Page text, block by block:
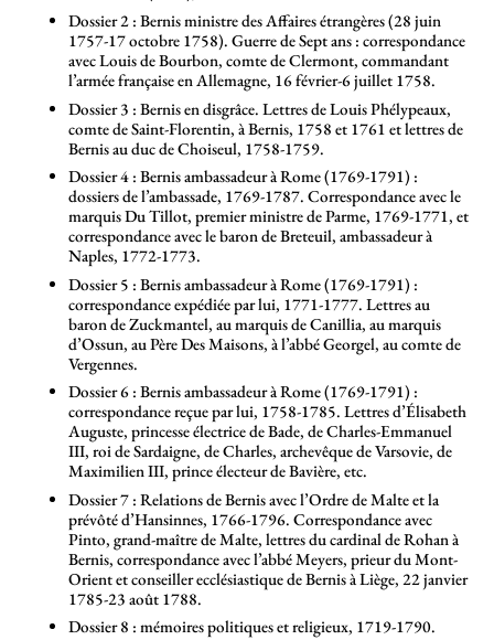
Dossier 2 : Bernis ministre des Affaires étrangères (28 juin
1757-17 octobre 1758). Guerre de Sept ans : correspondance
avec Louis de Bourbon, comte de Clermont, commandant
l’armée française en Allemagne, 16 février-6 juillet 1758.
Dossier 3 : Bernis en disgrâce. Lettres de Louis Phélypeaux,
comte de Saint-Florentin, à Bernis, 1758 et 1761 et lettres de
Bernis au duc de Choiseul, 1758-1759.
Dossier 4 : Bernis ambassadeur à Rome (1769-1791) :
dossiers de l’ambassade, 1769-1787. Correspondance avec le
marquis Du Tillot, premier ministre de Parme, 1769-1771, et
correspondance avec le baron de Breteuil, ambassadeur à
Naples, 1772-1773.
Dossier 5 : Bernis ambassadeur à Rome (1769-1791) :
correspondance expédiée par lui, 1771-1777. Lettres au
baron de Zuckmantel, au marquis de Canillia, au marquis
d’Ossun, au Père Des Maisons, à l’abbé Georgel, au comte de
Vergennes.
Dossier 6 : Bernis ambassadeur à Rome (1769-1791) :
correspondance reçue par lui, 1758-1785. Lettres d’Élisabeth
Auguste, princesse électrice de Bade, de Charles-Emmanuel
III, roi de Sardaigne, de Charles, archevêque de Varsovie, de
Maximilien III, prince électeur de Bavière, etc.
Dossier 7 : Relations de Bernis avec l’Ordre de Malte et la
prévôté d’Hansinnes, 1766-1796. Correspondance avec
Pinto, grand-maître de Malte, lettres du cardinal de Rohan à
Bernis, correspondance avec l’abbé Meyers, prieur du Mont-
Orient et conseiller ecclésiastique de Bernis à Liège, 22 janvier
1785-23 août 1788.
Dossier 8 : mémoires politiques et religieux, 1719-1790.